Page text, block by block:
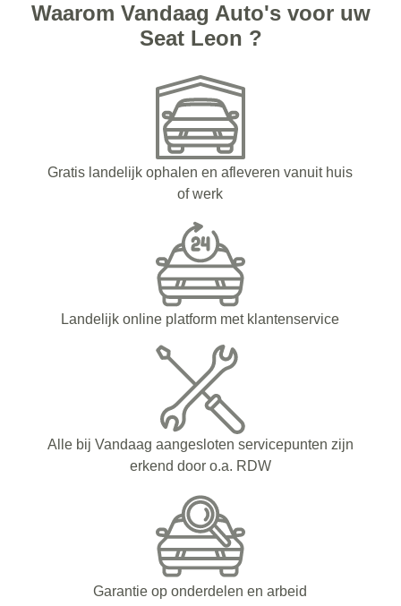
Waarom Vandaag Auto's voor uw
Seat Leon ?
Gratis landelijk ophalen en afleveren vanuit huis
of werk
Landelijk online platform met klantenservice
Alle bij Vandaag aangesloten servicepunten zijn
erkend door o.a. RDW
Garantie op onderdelen en arbeid